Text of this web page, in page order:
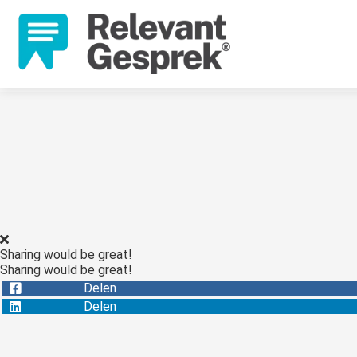
Sharing would be great!
Sharing would be great!
Delen
Delen